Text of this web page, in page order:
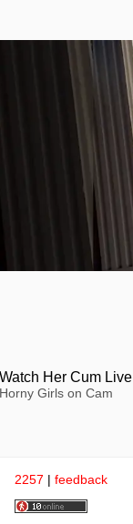
Watch Her Cum Live
Horny Girls on Cam
2257 | feedback